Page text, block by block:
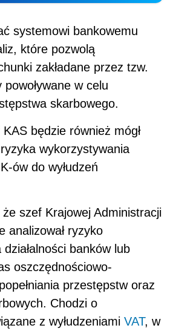
systemowi bankowemu
które pozwolą
zakładane przez tzw.
powoływane w celu
skarbowego.
będzie również mógł
wykorzystywania
ów do wyłudzeń
że szef Krajowej Administracji
analizował ryzyko
banków lub
oszczędnościowo-
przestępstw oraz
Chodzi o
z wyłudzeniami VAT, w